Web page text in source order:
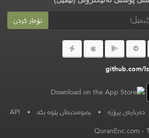
تۆمار کردن
github.com/
دەربارەی پرۆژە • پەیوەندیمان پێوە بکە •
API
QuranEnc.com-